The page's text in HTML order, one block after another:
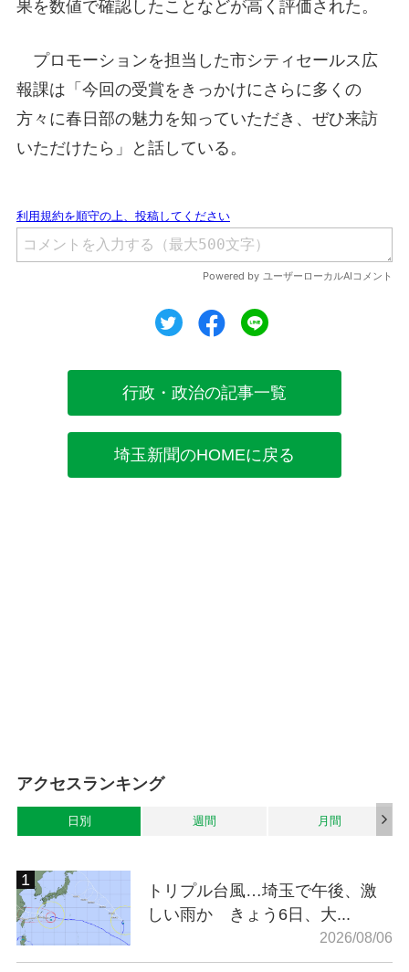
果を数値で確認したことなどが高く評価された。
プロモーションを担当した市シティセールス広
報課は「今回の受賞をきっかけにさらに多くの
方々に春日部の魅力を知っていただき、ぜひ来訪
いただけたら」と話している。
ツイートシェア
行政・政治の記事一覧
埼玉新聞のHOMEに戻る
アクセスランキング
日別 週間 月間
トリプル台風…埼玉で午後、激
しい雨か きょう6日、大...
2026/08/06